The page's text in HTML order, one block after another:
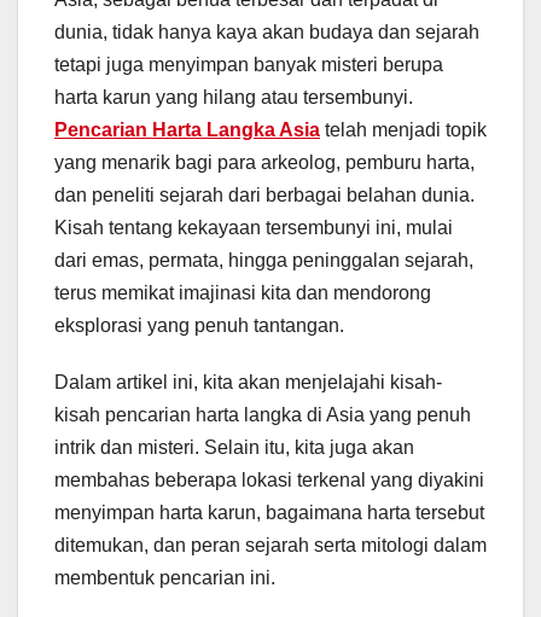
dunia, tidak hanya kaya akan budaya dan sejarah
tetapi juga menyimpan banyak misteri berupa
harta karun yang hilang atau tersembunyi.
Pencarian Harta Langka Asia telah menjadi topik
yang menarik bagi para arkeolog, pemburu harta,
dan peneliti sejarah dari berbagai belahan dunia.
Kisah tentang kekayaan tersembunyi ini, mulai
dari emas, permata, hingga peninggalan sejarah,
terus memikat imajinasi kita dan mendorong
eksplorasi yang penuh tantangan.
Dalam artikel ini, kita akan menjelajahi kisah-
kisah pencarian harta langka di Asia yang penuh
intrik dan misteri. Selain itu, kita juga akan
membahas beberapa lokasi terkenal yang diyakini
menyimpan harta karun, bagaimana harta tersebut
ditemukan, dan peran sejarah serta mitologi dalam
membentuk pencarian ini.